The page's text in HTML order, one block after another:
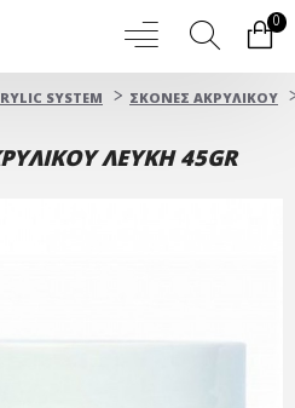
0
SYSTEM ΣΚΟΝΕΣ ΑΚΡΥΛΙΚΟΥ
ΛΕΥΚΗ 45GR